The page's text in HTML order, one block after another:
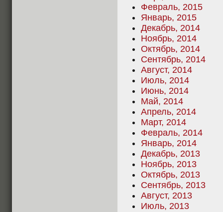
Февраль, 2015
Январь, 2015
Декабрь, 2014
Ноябрь, 2014
Октябрь, 2014
Сентябрь, 2014
Август, 2014
Июль, 2014
Июнь, 2014
Май, 2014
Апрель, 2014
Март, 2014
Февраль, 2014
Январь, 2014
Декабрь, 2013
Ноябрь, 2013
Октябрь, 2013
Сентябрь, 2013
Август, 2013
Июль, 2013